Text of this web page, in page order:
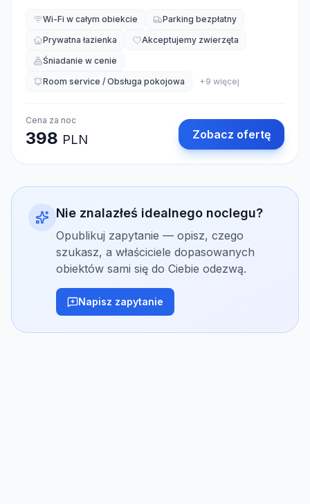
Wi-Fi w całym obiekcie
Parking bezpłatny
Prywatna łazienka
Akceptujemy zwierzęta
Śniadanie w cenie
Room service / Obsługa pokojowa
+9 więcej
Cena za noc
398 PLN Zobacz ofertę
Nie znalazłeś idealnego noclegu?
Opublikuj zapytanie — opisz, czego
szukasz, a właściciele dopasowanych
obiektów sami się do Ciebie odezwą.
Napisz zapytanie